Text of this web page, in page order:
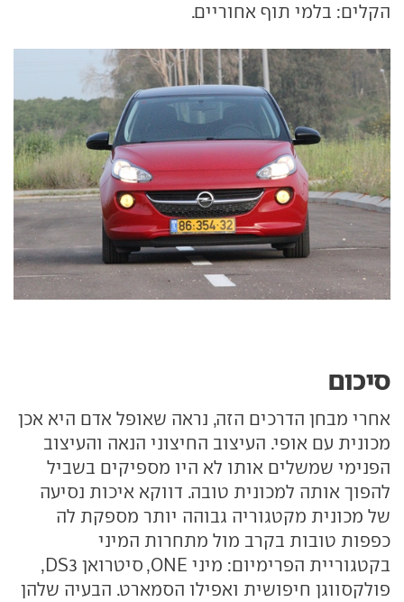
הקלים: בלמי תוף אחוריים.
סיכום
אחרי מבחן הדרכים הזה, נראה שאופל אדם היא אכן
מכונית עם אופי. העיצוב החיצוני הנאה והעיצוב
הפנימי שמשלים אותו לא היו מספיקים בשביל
להפוך אותה למכונית טובה. דווקא איכות נסיעה
של מכונית מקטגוריה גבוהה יותר מספקת לה
כפפות טובות בקרב מול מתחרות המיני
בקטגוריית הפרימיום: מיני ONE, סיטרואן DS3,
פולקסווגן חיפושית ואפילו הסמארט. הבעיה שלהן